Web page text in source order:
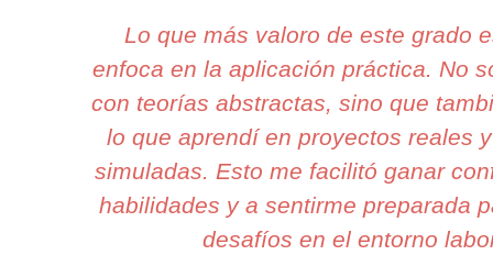
Lo que más valoro de este grado
enfoca en la aplicación práctica. No
con teorías abstractas, sino que
lo que aprendí en proyectos reales
simuladas. Esto me facilitó ganar
habilidades y a sentirme preparada
desafíos en el entorno